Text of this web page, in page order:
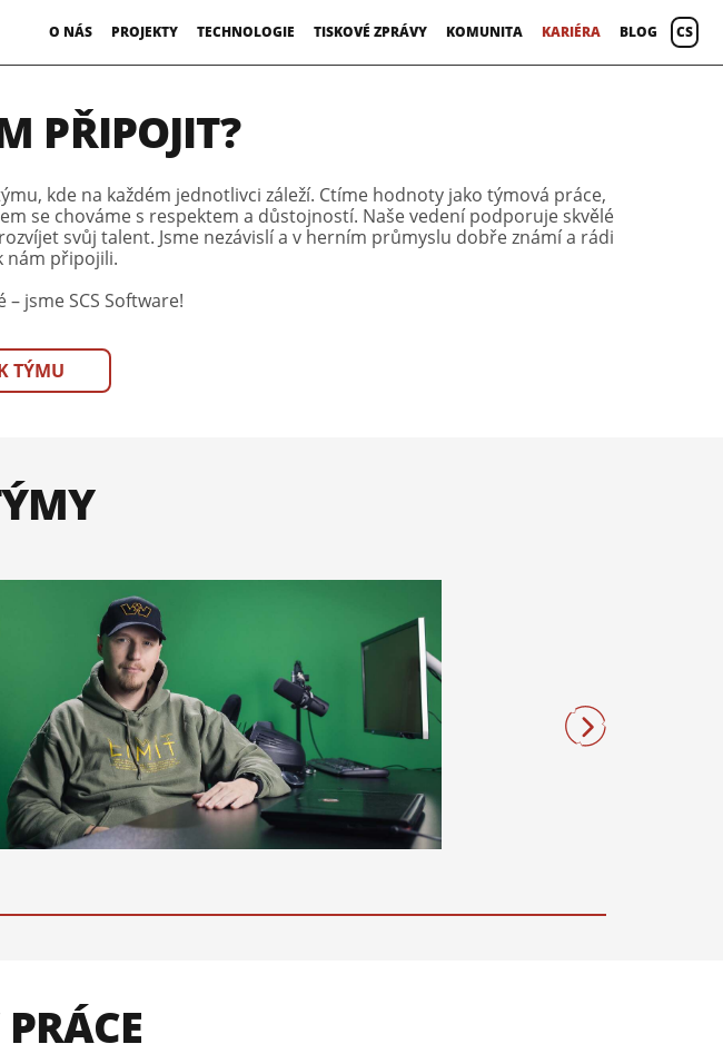
O NÁS PROJEKTY TECHNOLOGIE TISKOVÉ ZPRÁVY KOMUNITA KARIÉRA BLOG CS
PŘIPOJIT?
kde na každém jednotlivci záleží. Ctíme hodnoty jako týmová práce,
se chováme s respektem a důstojností. Naše vedení podporuje skvělé
svůj talent. Jsme nezávislí a v herním průmyslu dobře známí a rádi
nám připojili.
jsme SCS Software!
TÝMU